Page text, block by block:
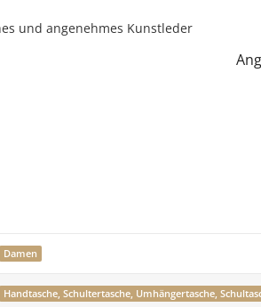
und angenehmes Kunstleder
Damen
Handtasche, Schultertasche, Umhängertasche,